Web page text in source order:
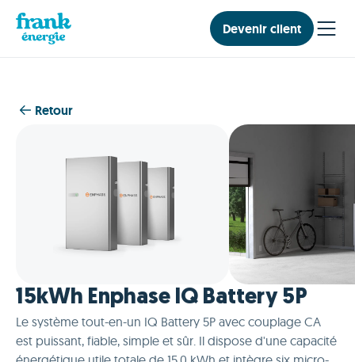
Devenir client
Retour
15kWh Enphase IQ Battery 5P
Le système tout-en-un IQ Battery 5P avec couplage CA
est puissant, fiable, simple et sûr. Il dispose d'une capacité